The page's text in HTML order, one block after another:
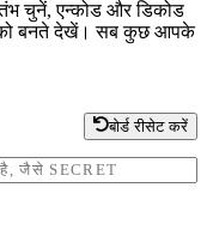
चुनें, एन्कोड और डिकोड
को बनते देखें। सब कुछ आपके
बोर्ड रीसेट करें